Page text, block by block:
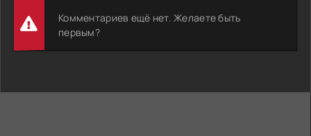
Комментариев ещё нет. Желаете быть
первым?